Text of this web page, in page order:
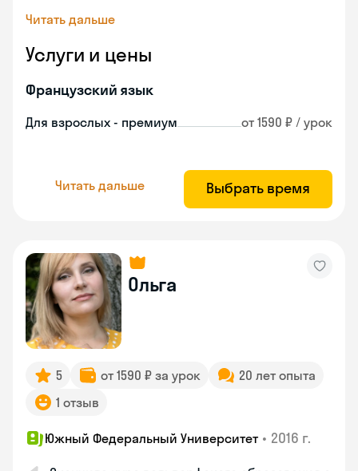
Читать дальше
Услуги и цены
Французский язык
Для взрослых - премиум от 1590 ₽ / урок
Читать дальше Выбрать время
Ольга
5 от 1590 ₽ за урок
20 лет опыта
1 отзыв
Южный Федеральный Университет • 2016 г.